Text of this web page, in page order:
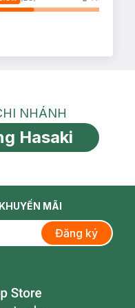
Tìm chi nhánh
NHÁNH
Hasaki
MÃI
Đăng ký